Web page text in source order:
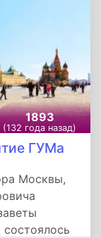
со
на сухую.
1893
(132 года назад)
ГУМа
Москвы,